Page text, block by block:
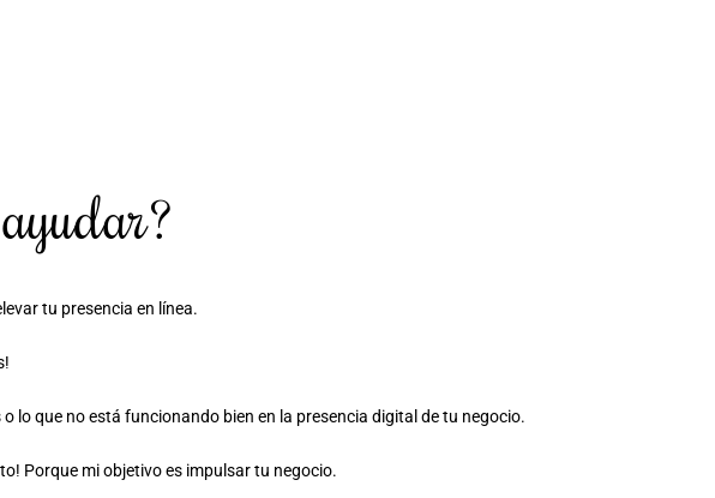
tu presencia en línea.
lo que no está funcionando bien en la presencia digital de tu negocio.
Porque mi objetivo es impulsar tu negocio.